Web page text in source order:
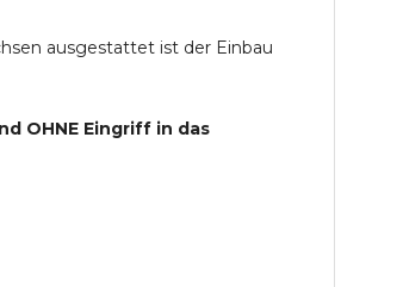
ausgestattet ist der Einbau
OHNE Eingriff in das